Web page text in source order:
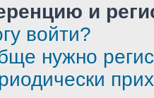
и
войти?
нужно